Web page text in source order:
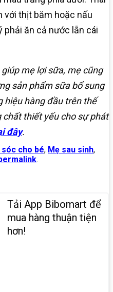
với thịt băm hoặc nấu
phải ăn cả nước lẫn cái
mẹ lợi sữa, mẹ cũng
sản phẩm sữa bổ sung
hiệu hàng đầu trên thế
chất thiết yếu cho sự phát
đây.
sóc cho bé, Mẹ sau sinh,
.
Tải App Bibomart để
mua hàng thuận tiện
hơn!